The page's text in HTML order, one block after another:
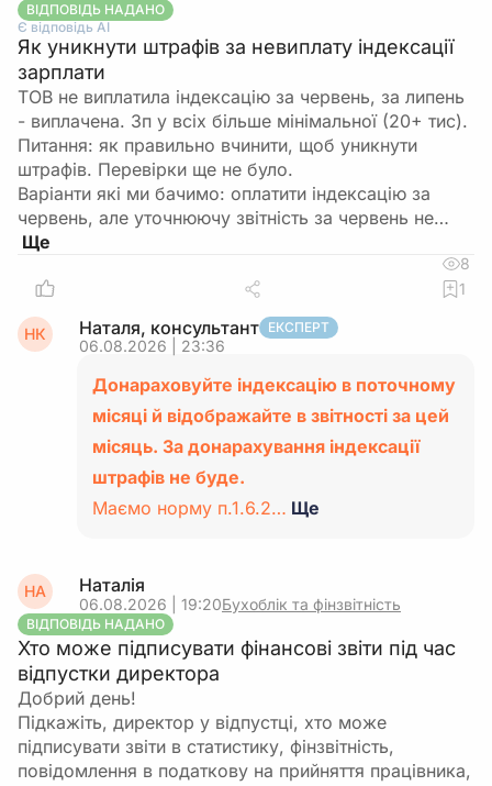
ВІДПОВІДЬ НАДАНО
Є відповідь АІ
Як уникнути штрафів за невиплату індексації
зарплати
ТОВ не виплатила індексацію за червень, за липень
- виплачена. Зп у всіх більше мінімальної (20+ тис).
Питання: як правильно вчинити, щоб уникнути
штрафів. Перевірки ще не було.
Варіанти які ми бачимо: оплатити індексацію за
червень, але уточнюючу звітність за червень не…
8
1
НК Наталя, консультант ЕКСПЕРТ
06.08.2026 | 23:36
Донараховуйте індексацію в поточному
місяці й відображайте в звітності за цей
місяць. За донарахування індексації
штрафів не буде.
Маємо норму п.1.6.2… Ще
НА Наталія
06.08.2026 | 19:20Бухоблік та фінзвітність
ВІДПОВІДЬ НАДАНО
Хто може підписувати фінансові звіти під час
відпустки директора
Добрий день!
Підкажіть, директор у відпустці, хто може
підписувати звіти в статистику, фінзвітність,
повідомлення в податкову на прийняття працівника,